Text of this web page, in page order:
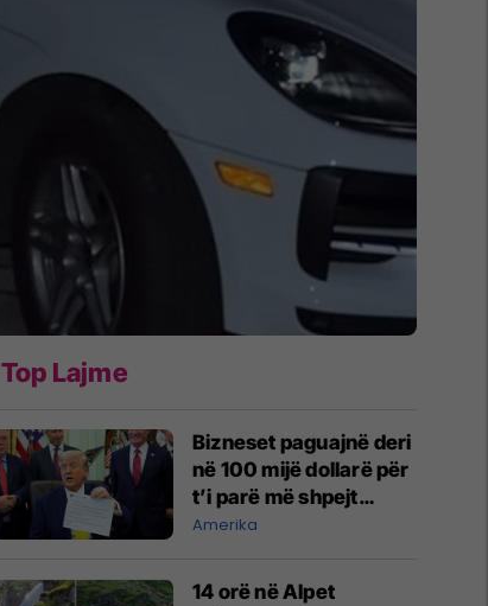
Top Lajme
Bizneset paguajnë deri
në 100 mijë dollarë për
t’i parë më shpejt
postimet e Trumpit
Amerika
14 orë në Alpet